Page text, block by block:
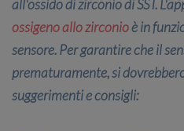
all'ossido di zirconio di SST.
ossigeno allo zirconioè in
sensore. Per garantire che il
prematuramente, si
suggerimenti e consigli: